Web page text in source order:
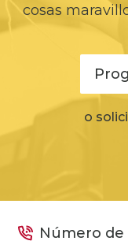
cosas
o
Número